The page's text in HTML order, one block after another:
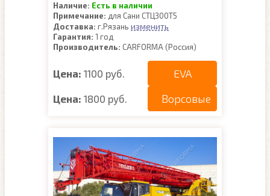
Наличие: Есть в наличии
Примечание: для Сани СТЦ300Т5
Доставка: г.Рязань изменить
Гарантия: 1 год
Производитель: CARFORMA (Россия)
Цена: 1100 руб. EVA
Цена: 1800 руб. Ворсовые